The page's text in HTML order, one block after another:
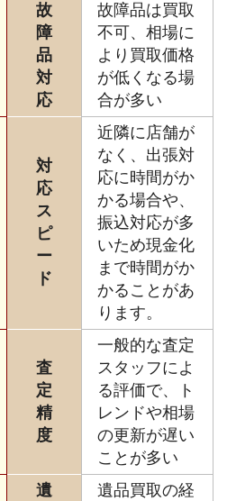
故
障
品
対
応
故障品は買取
不可、相場に
より買取価格
が低くなる場
合が多い
対
応
ス
ピ
ー
ド
近隣に店舗が
なく、出張対
応に時間がか
かる場合や、
振込対応が多
いため現金化
まで時間がか
かることがあ
ります。
査
定
精
度
一般的な査定
スタッフによ
る評価で、ト
レンドや相場
の更新が遅い
ことが多い
遺
遺品買取の経